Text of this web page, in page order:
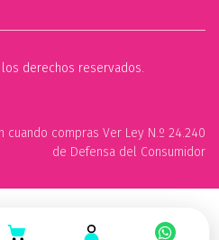
los derechos reservados.
cuando compras Ver Ley N.º 24.240
de Defensa del Consumidor